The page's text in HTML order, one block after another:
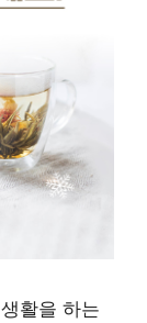
활을 하는